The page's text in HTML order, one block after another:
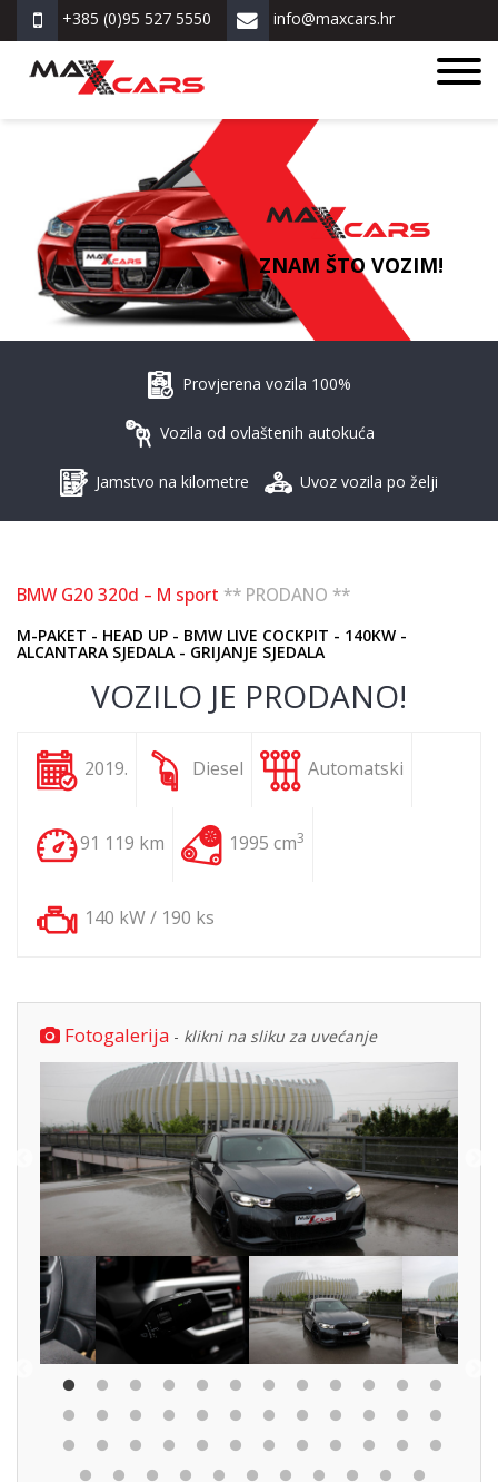
+385 (0)95 527 5550 info@maxcars.hr
ZNAM ŠTO VOZIM!
Provjerena vozila 100%
Vozila od ovlaštenih autokuća
Jamstvo na kilometre Uvoz vozila po želji
BMW G20 320d – M sport ** PRODANO **
M-PAKET - HEAD UP - BMW LIVE COCKPIT - 140KW -
ALCANTARA SJEDALA - GRIJANJE SJEDALA
VOZILO JE PRODANO!
2019. Diesel Automatski
91 119 km 1995 cm3
140 kW / 190 ks
Fotogalerija - klikni na sliku za uvećanje